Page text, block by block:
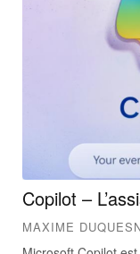
Copilot –
MAXIME